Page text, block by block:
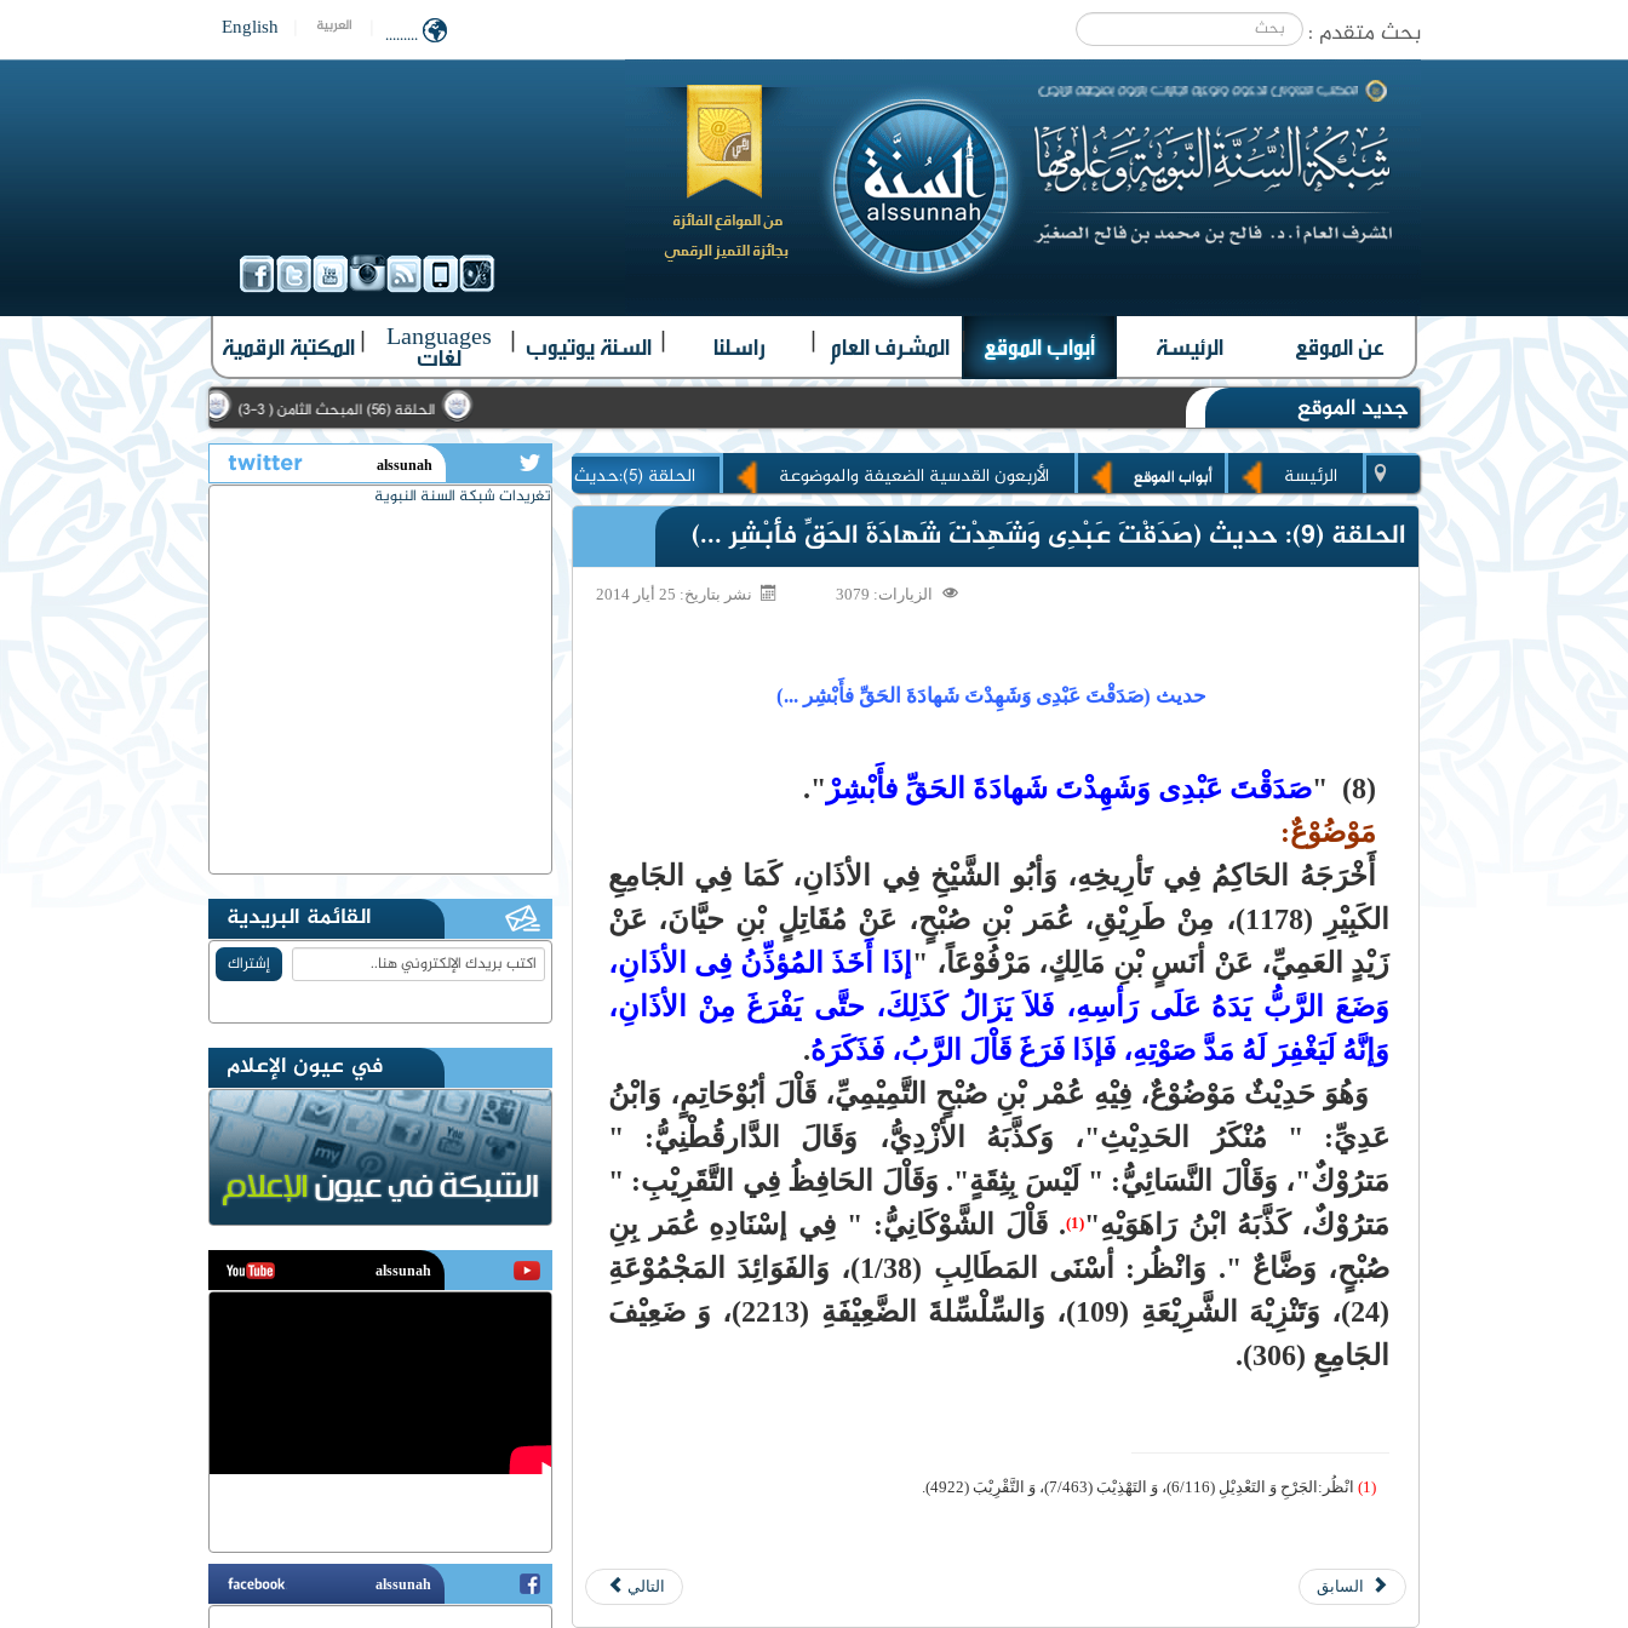
بحث متقدم : English العربية .........
عن الموقع الرئيسة أبواب الموقع | المشرف العام | راسلنا | السنة يوتيوب |
Languages
لغات |المكتبة الرقمية
جديد الموقع
الحلقة (56) المبحث الثامن ( 3-3) الحلقة (10) الأمثال الواردة في حديث الحارث الأشعري (1-3)
الرئيسة أبواب الموقع الأربعون القدسية الضعيفة والموضوعة الحلقة (5):حديث (إنَّ مِنْ عِبَادِي مَنْ لاَ يَصْلِحُ إيْمَانُهُ ... )
الحلقة (9): حديث (صَدَقْتَ عَبْدِى وَشَهِدْتَ شَهادَةَ الحَقِّ فأَبْشِر ...)
نشر بتاريخ: 25 أيار 2014 الزيارات: 3079
حديث (صَدَقْتَ عَبْدِى وَشَهِدْتَ شَهادَةَ الحَقِّ فأَبْشِر ...)
(8) " صَدَقْتَ عَبْدِى وَشَهِدْتَ شَهادَةَ الحَقِّ فأَبْشِرْ ".
مَوْضُوْعٌ:
أَخْرَجَهُ الحَاكِمُ فِي تَأرِيخِهِ، وَأبُو الشَّيْخِ فِي الأذَانِ، كَمَا فِي الجَامِعِ
الكَبِيْرِ (1178)، مِنْ طَرِيْقِ، عُمَر بْنِ صُبْحٍ، عَنْ مُقَاتِلٍ بْنِ حيَّانَ، عَنْ
زَيْدٍ العَمِيِّ، عَنْ أنَسٍ بْنِ مَالِكٍ، مَرْفُوْعَاً، " إذَا أَخَذَ المُؤذِّنُ فِى الأذَانِ،
وَضَعَ الرَّبُّ يَدَهُ عَلَى رَأسِهِ، فَلاَ يَزَالُ كَذَلِكَ، حتَّى يَفْرَغَ مِنْ الأذَانِ،
وَإنَّهُ لَيَغْفِرَ لَهُ مَدَّ صَوْتِهِ، فَإذَا فَرَغَ قَاْلَ الرَّبُ، فَذَكَرَهُ.
وَهُوَ حَدِيْثٌ مَوْضُوْعٌ، فِيْهِ عُمْر بْنِ صُبْحٍ التَّمِيْمِيِّ، قَاْلَ أبُوْحَاتِمٍ، وَابْنُ
عَدِيِّ: " مُنْكَرُ الحَدِيْثِ"، وَكذَّبَهُ الأزْدِيُّ، وَقَالَ الدَّارقُطْنِيُّ: "
مَترُوْكٌ"، وَقَاْلَ النَّسَائِيُّ: " لَيْسَ بِثِقَةٍ". وَقَاْلَ الحَافِظُ فِي التَّقَرِيْبِ: "
مَترُوْكٌ، كَذَّبَهُ ابْنُ رَاهَوَيْهِ"(1)
. قَاْلَ الشَّوْكَانِيُّ: " فِي إسْنَادِهِ عُمَر بِنِ
صُبْحٍ، وَضَّاعٌ ". وَانْظُر: أسْنَى المَطَالِبِ (1/38)، وَالفَوَائِدَ المَجْمُوْعَةِ
(24)، وَتَنْزِيْهَ الشَّرِيْعَةِ (109)، وَالسِّلْسِّلةَ الضَّعِيْفَةِ (2213)، وَ ضَعِيْفَ
الجَامِعِ (306).
(1) انْظُر:الجَرْحِ وَ التَعْدِيْلِ (6/116)، وَ التَهْذِيْبَ (7/463)، وَ التَّقْرِيْبَ (4922).
السابق التالي
تغريدات شبكة السنة النبوية
القائمة البريدية
في عيون الإعلام